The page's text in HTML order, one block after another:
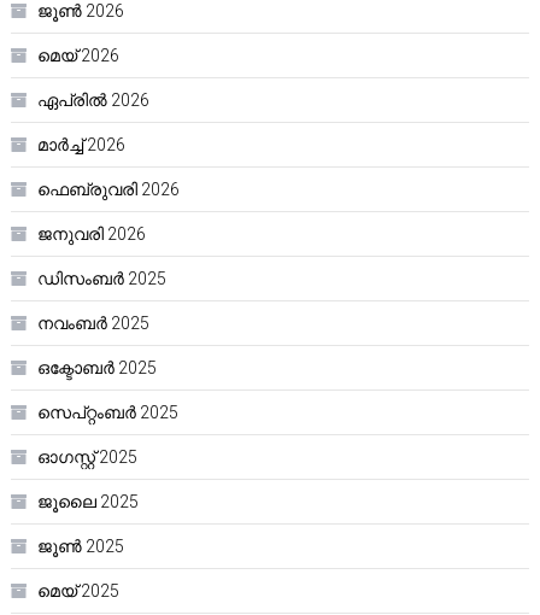
ജൂൺ 2026
മെയ്‌ 2026
ഏപ്രിൽ 2026
മാർച്ച്‌ 2026
ഫെബ്രുവരി 2026
ജനുവരി 2026
ഡിസംബർ 2025
നവംബർ 2025
ഒക്ടോബർ 2025
സെപ്റ്റംബർ 2025
ഓഗസ്റ്റ്‌ 2025
ജൂലൈ 2025
ജൂൺ 2025
മെയ്‌ 2025